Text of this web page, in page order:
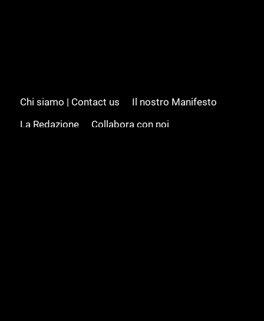
Chi siamo | Contact us
Il nostro Manifesto
La Redazione
Collabora con noi